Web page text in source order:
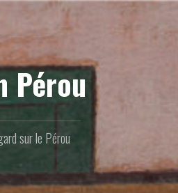
Pérou
sur le Pérou